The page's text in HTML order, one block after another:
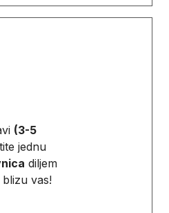
(3-5
jednu
diljem
vas!